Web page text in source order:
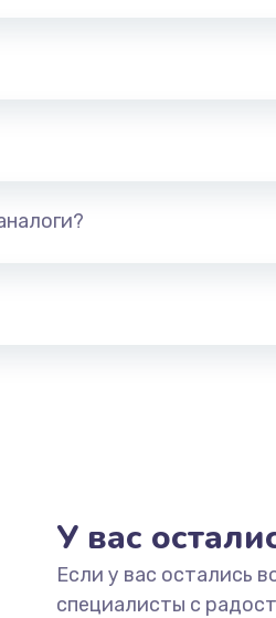
Заказать
У вас
Если у вас остались
специалисты с